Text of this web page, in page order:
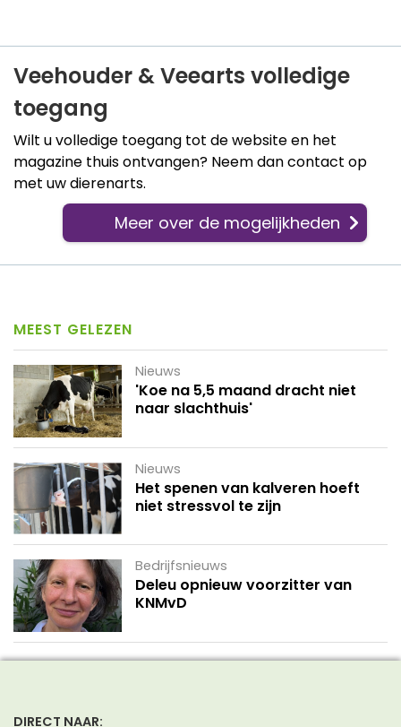
Veehouder & Veearts volledige
toegang
Wilt u volledige toegang tot de website en het
magazine thuis ontvangen? Neem dan contact op
met uw dierenarts.
Meer over de mogelijkheden
MEEST GELEZEN
Nieuws
'Koe na 5,5 maand dracht niet
naar slachthuis'
Nieuws
Het spenen van kalveren hoeft
niet stressvol te zijn
Bedrijfsnieuws
Deleu opnieuw voorzitter van
KNMvD
DIRECT NAAR: